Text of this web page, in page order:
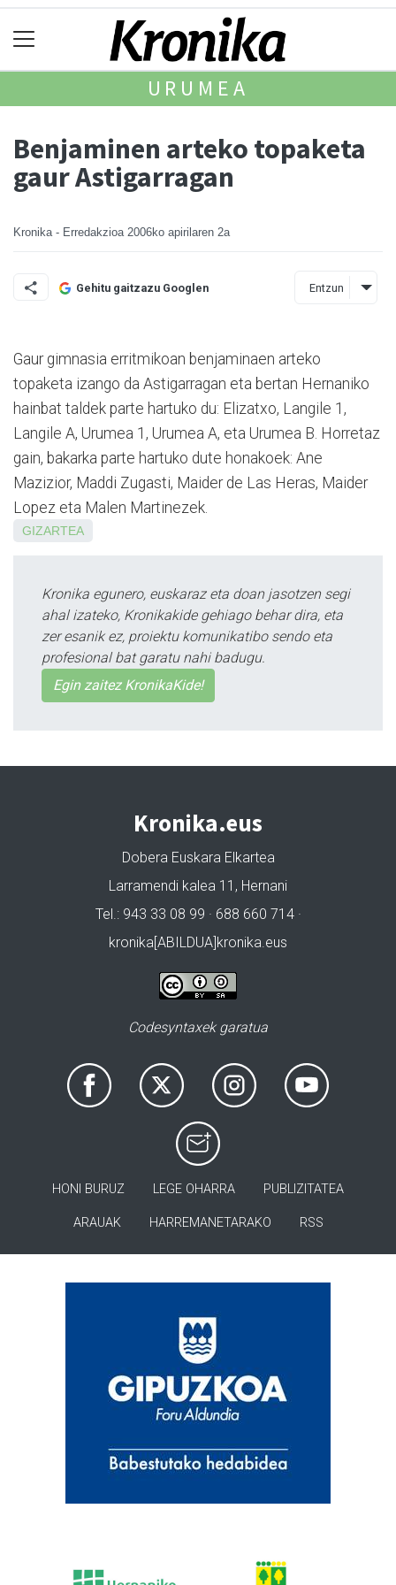
URUMEA
Benjaminen arteko topaketa
gaur Astigarragan
Kronika - Erredakzioa 2006ko apirilaren 2a
Gehitu gaitzazu Googlen Entzun
Gaur gimnasia erritmikoan benjaminaen arteko
topaketa izango da Astigarragan eta bertan Hernaniko
hainbat taldek parte hartuko du: Elizatxo, Langile 1,
Langile A, Urumea 1, Urumea A, eta Urumea B. Horretaz
gain, bakarka parte hartuko dute honakoek: Ane
Mazizior, Maddi Zugasti, Maider de Las Heras, Maider
Lopez eta Malen Martinezek.
GIZARTEA
Kronika egunero, euskaraz eta doan jasotzen segi
ahal izateko, Kronikakide gehiago behar dira, eta
zer esanik ez, proiektu komunikatibo sendo eta
profesional bat garatu nahi badugu.
Egin zaitez KronikaKide!
Kronika.eus
Dobera Euskara Elkartea
Larramendi kalea 11, Hernani
Tel.: 943 33 08 99 · 688 660 714 ·
kronika[ABILDUA]kronika.eus
Codesyntaxek garatua
HONI BURUZ LEGE OHARRA PUBLIZITATEA
ARAUAK HARREMANETARAKO RSS